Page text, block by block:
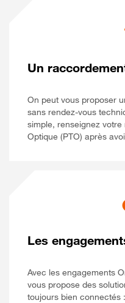
Un
On peut vous proposer
sans rendez-vous
simple, renseignez
Optique (PTO) après
Les
Avec les engagements
vous propose des
toujours bien connectés